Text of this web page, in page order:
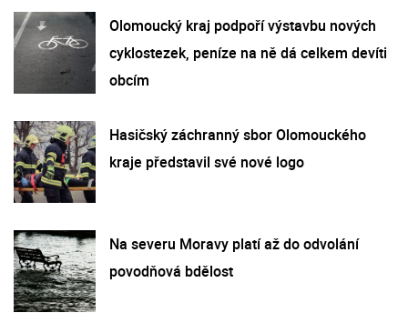
Olomoucký kraj podpoří výstavbu nových
cyklostezek, peníze na ně dá celkem devíti
obcím
Hasičský záchranný sbor Olomouckého
kraje představil své nové logo
Na severu Moravy platí až do odvolání
povodňová bdělost